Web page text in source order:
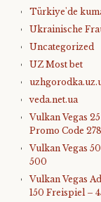
Türkiye'de
Ukrainische
Uncategorized
UZ Most bet
veda.net.ua
Vulkan Vegas
Promo Code 278
Vulkan Vegas
500
Vulkan Vegas
150 Freispiel –